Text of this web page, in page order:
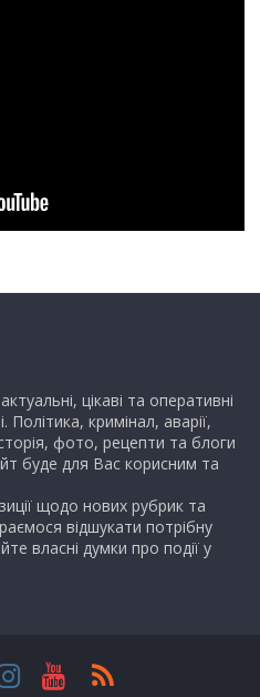
цікаві та оперативні
кримінал, аварії,
фото, рецепти та блоги
буде для Вас корисним та
щодо нових рубрик та
відшукати потрібну
власні думки про події у